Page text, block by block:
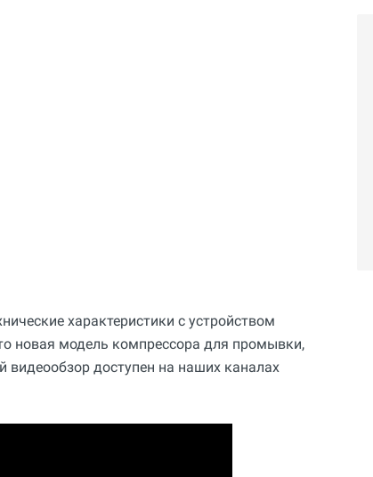
характеристики с устройством
новая модель компрессора для промывки,
доступен на наших каналах